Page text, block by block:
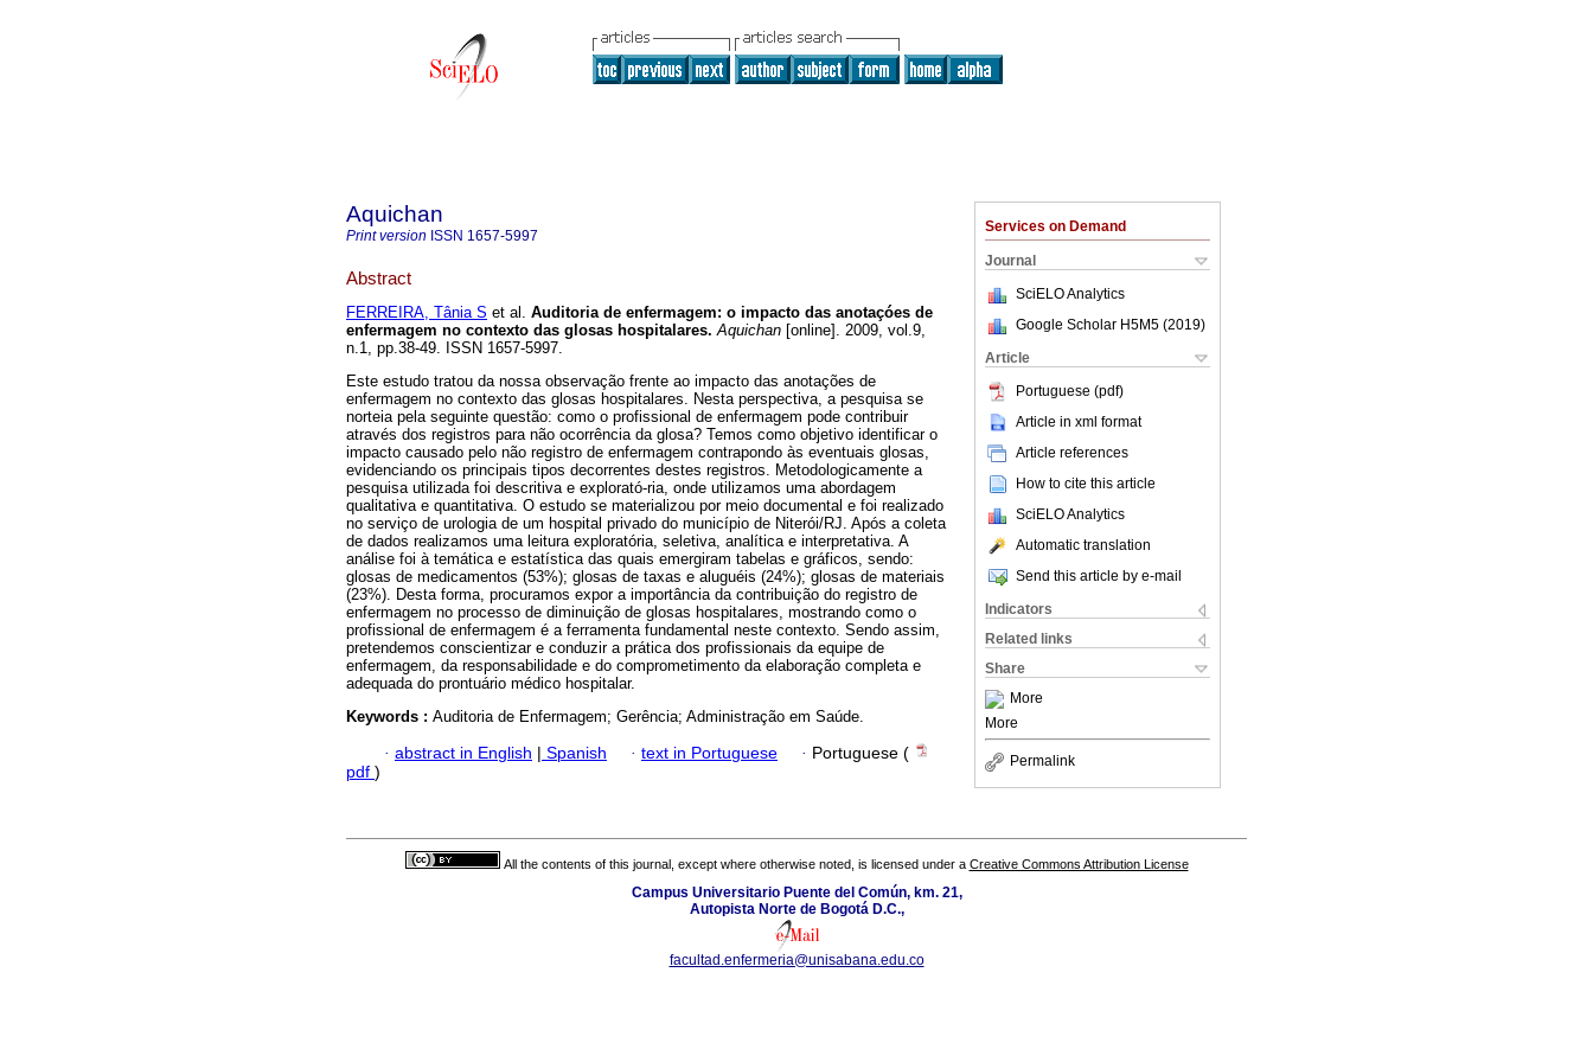
Services on Demand
Journal
SciELO Analytics
Google Scholar H5M5 (2019)
Article
Portuguese (pdf)
Article in xml format
Article references
How to cite this article
SciELO Analytics
Automatic translation
Send this article by e-mail
Indicators
Related links
Share
More
More
Permalink
Aquichan
Print version ISSN 1657-5997
Abstract
FERREIRA, Tânia S et al. Auditoria de enfermagem: o impacto das anotaçóes de
enfermagem no contexto das glosas hospitalares. Aquichan [online]. 2009, vol.9,
n.1, pp.38-49. ISSN 1657-5997.
Este estudo tratou da nossa observação frente ao impacto das anotações de
enfermagem no contexto das glosas hospitalares. Nesta perspectiva, a pesquisa se
norteia pela seguinte questão: como o profissional de enfermagem pode contribuir
através dos registros para não ocorrência da glosa? Temos como objetivo identificar o
impacto causado pelo não registro de enfermagem contrapondo às eventuais glosas,
evidenciando os principais tipos decorrentes destes registros. Metodologicamente a
pesquisa utilizada foi descritiva e explorató-ria, onde utilizamos uma abordagem
qualitativa e quantitativa. O estudo se materializou por meio documental e foi realizado
no serviço de urologia de um hospital privado do município de Niterói/RJ. Após a coleta
de dados realizamos uma leitura exploratória, seletiva, analítica e interpretativa. A
análise foi à temática e estatística das quais emergiram tabelas e gráficos, sendo:
glosas de medicamentos (53%); glosas de taxas e aluguéis (24%); glosas de materiais
(23%). Desta forma, procuramos expor a importância da contribuição do registro de
enfermagem no processo de diminuição de glosas hospitalares, mostrando como o
profissional de enfermagem é a ferramenta fundamental neste contexto. Sendo assim,
pretendemos conscientizar e conduzir a prática dos profissionais da equipe de
enfermagem, da responsabilidade e do comprometimento da elaboração completa e
adequada do prontuário médico hospitalar.
Keywords : Auditoria de Enfermagem; Gerência; Administração em Saúde.
· abstract in English | Spanish · text in Portuguese · Portuguese (
pdf )
All the contents of this journal, except where otherwise noted, is licensed under a Creative Commons Attribution License
Campus Universitario Puente del Común, km. 21,
Autopista Norte de Bogotá D.C.,
facultad.enfermeria@unisabana.edu.co